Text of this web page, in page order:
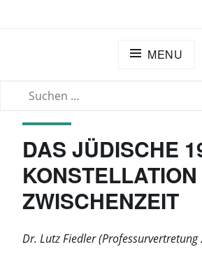
MENU
DAS JÜDISCHE
ZWISCHENZEIT
Dr. Lutz Fiedler